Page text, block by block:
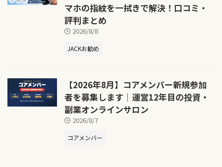
マホの指紋を一拭きで解決！口コミ・
評判まとめ
2026/8/8
JACKお勧め
【2026年8月】コアメンバー新規参加
者を募集します｜運営12年目の投資・
副業オンラインサロン
2026/8/7
コアメンバー